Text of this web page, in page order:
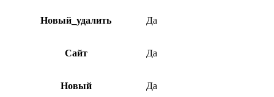
Новый_удалить Да
Сайт Да
Новый Да